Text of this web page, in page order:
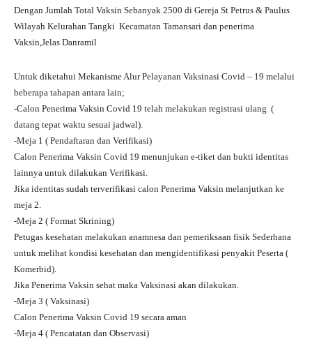
Dengan Jumlah Total Vaksin Sebanyak 2500 di Gereja St Petrus & Paulus
Wilayah Kelurahan Tangki Kecamatan Tamansari dan penerima
Vaksin,Jelas Danramil
Untuk diketahui Mekanisme Alur Pelayanan Vaksinasi Covid – 19 melalui
beberapa tahapan antara lain;
-Calon Penerima Vaksin Covid 19 telah melakukan registrasi ulang (
datang tepat waktu sesuai jadwal).
-Meja 1 ( Pendaftaran dan Verifikasi)
Calon Penerima Vaksin Covid 19 menunjukan e-tiket dan bukti identitas
lainnya untuk dilakukan Verifikasi.
Jika identitas sudah terverifikasi calon Penerima Vaksin melanjutkan ke
meja 2.
-Meja 2 ( Format Skrining)
Petugas kesehatan melakukan anamnesa dan pemeriksaan fisik Sederhana
untuk melihat kondisi kesehatan dan mengidentifikasi penyakit Peserta (
Komerbid).
Jika Penerima Vaksin sehat maka Vaksinasi akan dilakukan.
-Meja 3 ( Vaksinasi)
Calon Penerima Vaksin Covid 19 secara aman
-Meja 4 ( Pencatatan dan Observasi)